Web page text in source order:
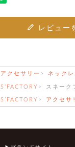
レビュー
アクセサリー ネック
S’FACTORY スネーク
S’FACTORY アクセサ